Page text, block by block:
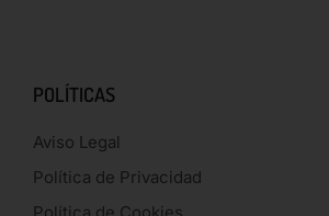
POLÍTICAS
Aviso Legal
Política de Privacidad
Política de Cookies